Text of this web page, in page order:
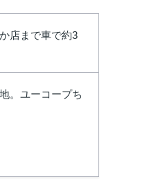
店まで車で約3
。ユーコープち